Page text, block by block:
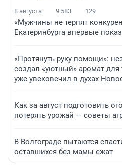
8 августа 9 583 129
«Мужчины не терпят
Екатеринбурга впервые
«Протянуть руку помощи»:
создал «уютный» аромат для
уже увековечил в духах
Как за август подготовить
потерять урожай — советы
В Волгограде пытаются
оставшихся без мамы ежат